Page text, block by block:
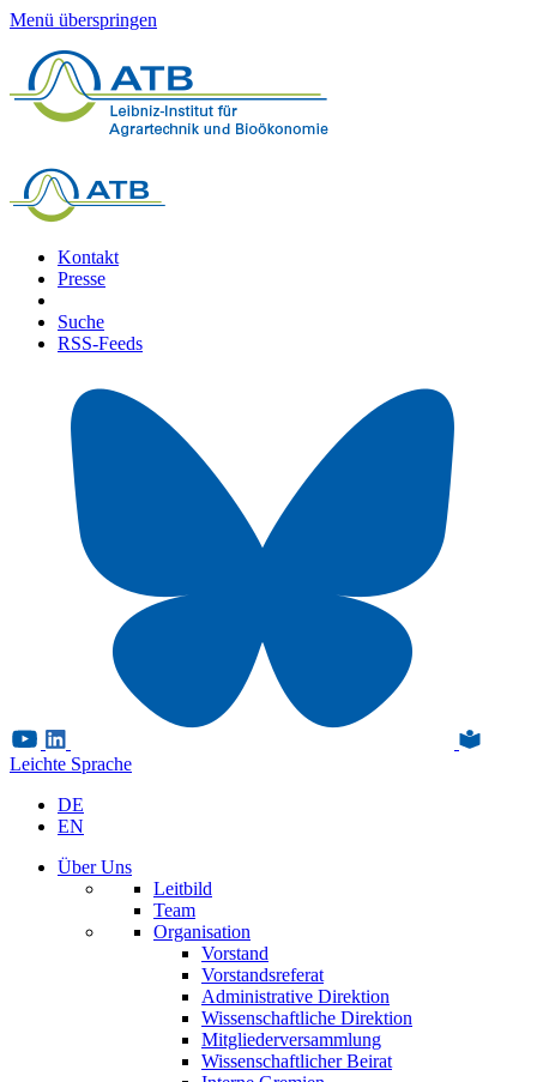
Menü überspringen
Kontakt
Presse
Suche
RSS-Feeds
Leichte Sprache
DE
EN
Über Uns
Leitbild
Team
Organisation
Vorstand
Vorstandsreferat
Administrative Direktion
Wissenschaftliche Direktion
Mitgliederversammlung
Wissenschaftlicher Beirat